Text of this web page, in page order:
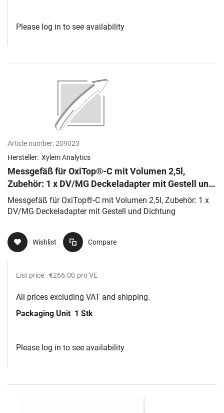
Please log in to see availability
Article number:209023
Hersteller: Xylem Analytics
Messgefäß für OxiTop®-C mit Volumen 2,5l,
Zubehör: 1 x DV/MG Deckeladapter mit Gestell und
Dichtung
Messgefäß für OxiTop®-C mit Volumen 2,5l, Zubehör: 1 x
DV/MG Deckeladapter mit Gestell und Dichtung
Wishlist Compare
List price: €266.00 pro VE
All prices excluding VAT and shipping.
Packaging Unit 1 Stk
Please log in to see availability